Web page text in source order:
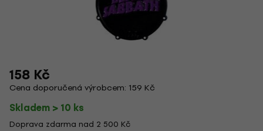
158 Kč
Cena doporučená výrobcem: 159 Kč
Skladem > 10 ks
Doprava zdarma nad 2 500 Kč